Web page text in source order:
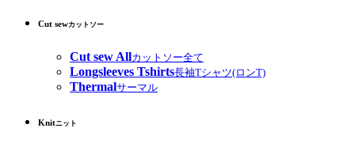
Cut sewカットソー
Cut sew Allカットソー全て
Longsleeves Tshirts長袖Tシャツ(ロンT)
Thermalサーマル
Knitニット